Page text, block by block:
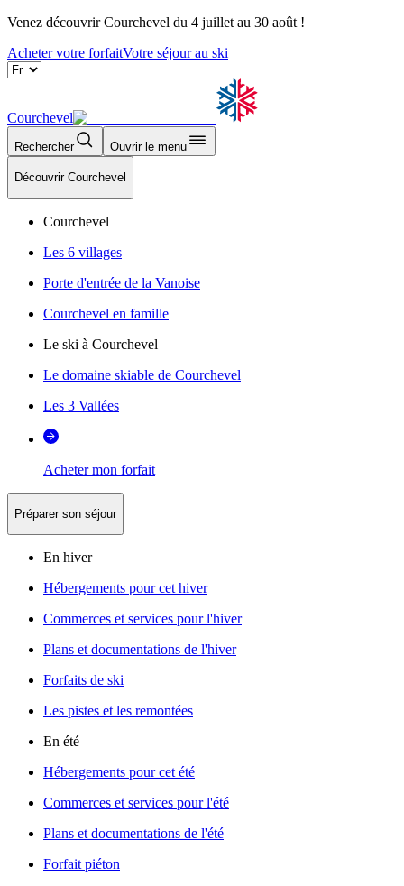
Venez découvrir Courchevel du 4 juillet au 30 août !
Acheter votre forfaitVotre séjour au ski
Courchevel
Rechercher Ouvrir le menu
Découvrir Courchevel
Courchevel
Les 6 villages
Porte d'entrée de la Vanoise
Courchevel en famille
Le ski à Courchevel
Le domaine skiable de Courchevel
Les 3 Vallées
Acheter mon forfait
Préparer son séjour
En hiver
Hébergements pour cet hiver
Commerces et services pour l'hiver
Plans et documentations de l'hiver
Forfaits de ski
Les pistes et les remontées
En été
Hébergements pour cet été
Commerces et services pour l'été
Plans et documentations de l'été
Forfait piéton